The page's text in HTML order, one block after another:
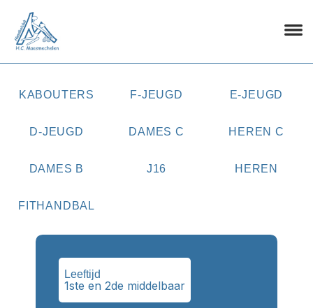
KABOUTERS F-JEUGD E-JEUGD
D-JEUGD DAMES C HEREN C
DAMES B J16 HEREN
FITHANDBAL
Leeftijd
1ste en 2de middelbaar